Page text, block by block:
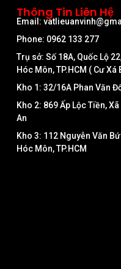
Thông Tin Liên Hệ
Email:
Phone: 0962 133 277
Trụ sở: Số 18A, Quốc Lộ
Hóc Môn, TP.HCM ( Cư Xá
Kho 1: 32/16A Phan Văn
Kho 2: 869 Ấp Lộc Tiền,
An
Kho 3: 112 Nguyễn Văn
Hóc Môn, TP.HCM